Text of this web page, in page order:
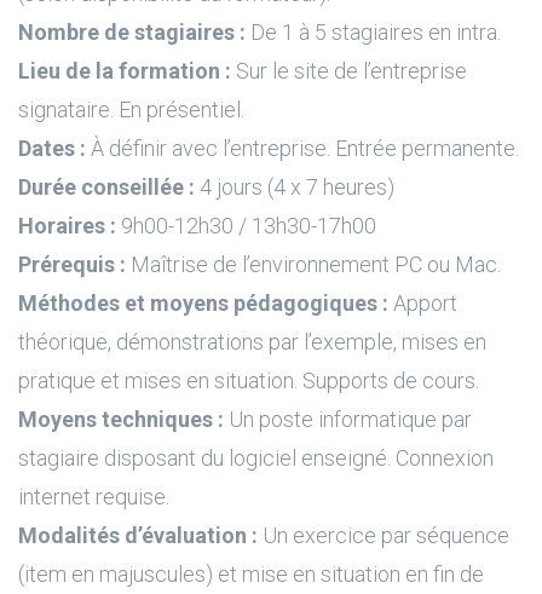
Nombre de stagiaires : De 1 à 5 stagiaires en intra.
Lieu de la formation : Sur le site de l’entreprise
signataire. En présentiel.
Dates : À définir avec l’entreprise. Entrée permanente.
Durée conseillée : 4 jours (4 x 7 heures)
Horaires : 9h00-12h30 / 13h30-17h00
Prérequis : Maîtrise de l’environnement PC ou Mac.
Méthodes et moyens pédagogiques : Apport
théorique, démonstrations par l’exemple, mises en
pratique et mises en situation. Supports de cours.
Moyens techniques : Un poste informatique par
stagiaire disposant du logiciel enseigné. Connexion
internet requise.
Modalités d’évaluation : Un exercice par séquence
(item en majuscules) et mise en situation en fin de